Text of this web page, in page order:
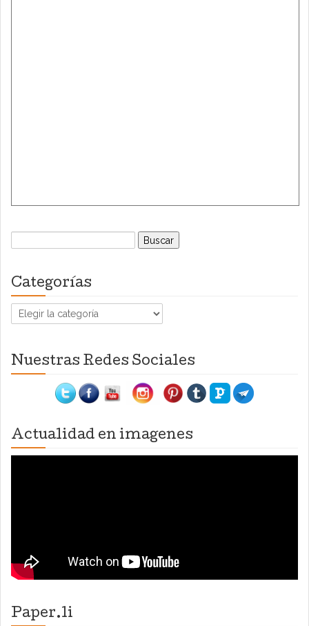
Buscar:
Categorías
Categorías
Nuestras Redes Sociales
Actualidad en imagenes
Paper.li